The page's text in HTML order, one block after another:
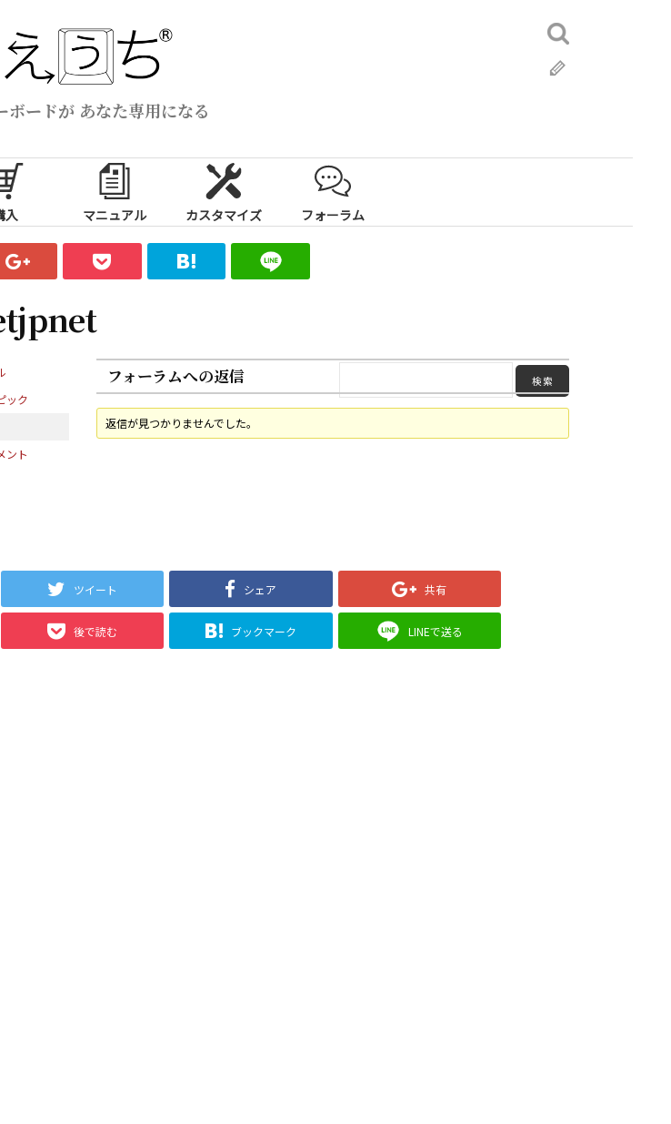
ボードが あなた専用になる
検
索:
入 マニュアル カスタマイズ フォーラム
ック
ント
フォーラムへの返信
返信が見つかりませんでした。
ツイート シェア 共有
後で読む ブックマーク LINEで送る